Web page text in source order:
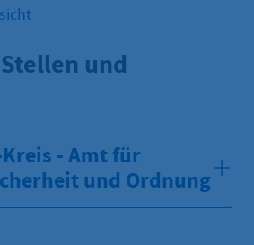
und
- Amt für
und Ordnung